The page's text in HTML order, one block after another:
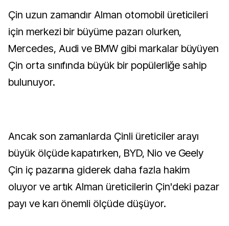
Çin uzun zamandır Alman otomobil üreticileri
için merkezi bir büyüme pazarı olurken,
Mercedes, Audi ve BMW gibi markalar büyüyen
Çin orta sınıfında büyük bir popülerliğe sahip
bulunuyor.
Ancak son zamanlarda Çinli üreticiler arayı
büyük ölçüde kapatırken, BYD, Nio ve Geely
Çin iç pazarına giderek daha fazla hakim
oluyor ve artık Alman üreticilerin Çin'deki pazar
payı ve karı önemli ölçüde düşüyor.